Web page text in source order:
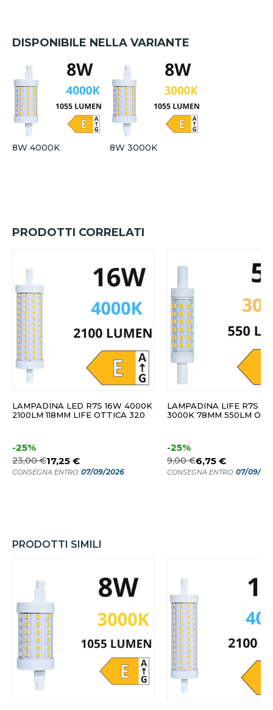
DISPONIBILE NELLA VARIANTE
8W 4000K 8W 3000K
PRODOTTI CORRELATI
LAMPADINA LED R7S 16W 4000K
2100LM 118MM LIFE OTTICA 320
-25%
23,00 €17,25 €
CONSEGNA ENTRO: 07/09/2026
LAMPADINA LIFE R7S
3000K 78MM 550LM
-25%
9,00 €6,75 €
CONSEGNA ENTRO: 07/09/
PRODOTTI SIMILI